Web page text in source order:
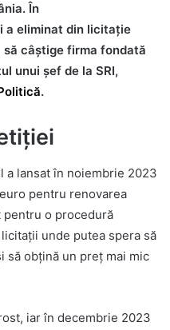
În
a eliminat din licitație
câștige firma fondată
unui șef de la SRI,
.
a lansat în noiembrie 2023
pentru renovarea
pentru o procedură
unde putea spera să
să obțină un preț mai mic
iar în decembrie 2023